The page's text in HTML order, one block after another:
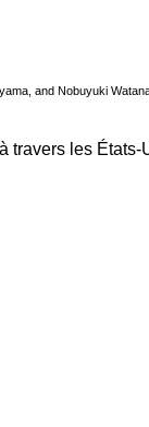
and Nobuyuki
travers les États-